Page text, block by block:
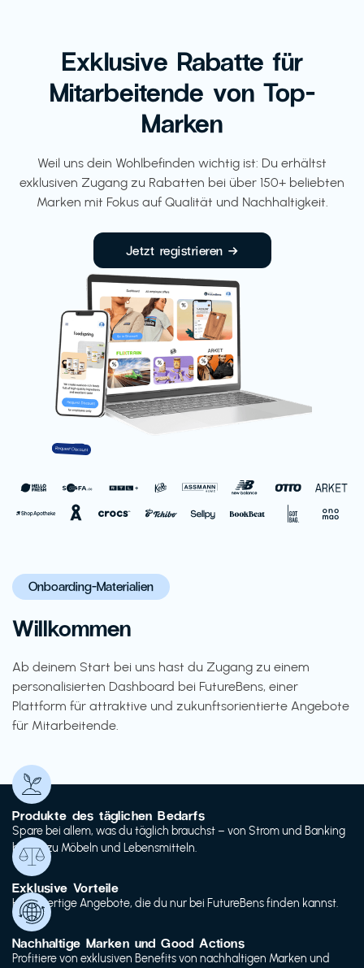
Exklusive Rabatte für
Mitarbeitende von Top-
Marken
Weil uns dein Wohlbefinden wichtig ist: Du erhältst
exklusiven Zugang zu Rabatten bei über 150+ beliebten
Marken mit Fokus auf Qualität und Nachhaltigkeit.
Jetzt registrieren →
Onboarding-Materialien
Willkommen
Ab deinem Start bei uns hast du Zugang zu einem
personalisierten Dashboard bei FutureBens, einer
Plattform für attraktive und zukunftsorientierte Angebote
für Mitarbeitende.
Produkte des täglichen Bedarfs
Spare bei allem, was du täglich brauchst – von Strom und Banking
bis hin zu Möbeln und Lebensmitteln.
Exklusive Vorteile
Hochwertige Angebote, die du nur bei FutureBens finden kannst.
Nachhaltige Marken und Good Actions
Profitiere von exklusiven Benefits von nachhaltigen Marken und